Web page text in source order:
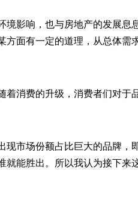
境影响，也与房地产的发展
方面有一定的道理，从总体需
着消费的升级，消费者们对于
现市场份额占比巨大的品牌
就能胜出。所以我认为接下来